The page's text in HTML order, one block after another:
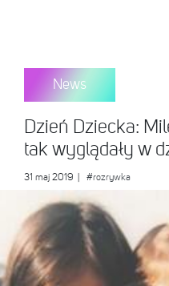
News
Dzień Dziecka:
tak wyglądały w
31 maj 2019 #rozrywka